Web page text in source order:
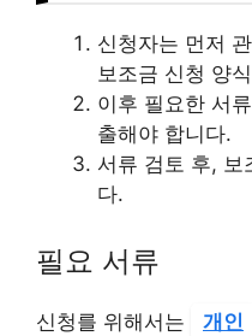
신청자는 먼저
보조금 신청 양
이후 필요한 서
출해야 합니다.
서류 검토 후, 보
다.
필요 서류
신청를 위해서는 개인